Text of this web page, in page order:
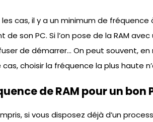
cas, il y a un minimum de
de son PC. Si l’on pose de la RAM
de démarrer… On peut souvent,
choisir la fréquence la plus haute
de RAM pour un bon
si vous disposez déjà d’un